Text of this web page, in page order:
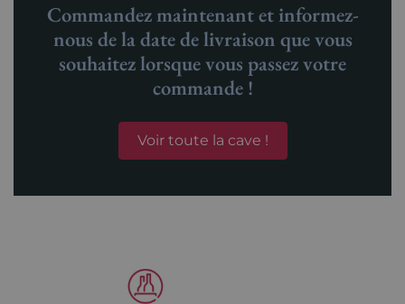
Commandez maintenant et informez-
nous de la date de livraison que vous
souhaitez lorsque vous passez votre
commande !
Voir toute la cave !